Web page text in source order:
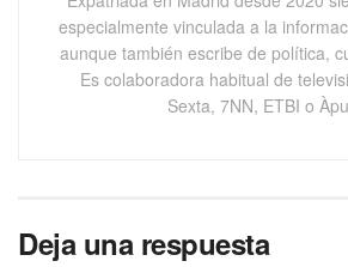
especialmente vinculada a la
aunque también escribe de política,
Es colaboradora habitual de
Sexta, 7NN, ETBI o
Deja una respuesta